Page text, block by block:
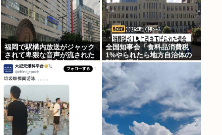
福岡で駅構内放送がジャック
されて卑猥な音声が流された
事件、やはり元音声は動あり
の動画だった
全国知事会「食料品消費税
1%やられたら地方自治体の
財源が逼迫してしまう 」…こ
の流れ地方税増税するしかな
いよ、もう